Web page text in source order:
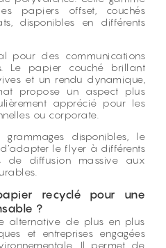
papiers offset, couchés
disponibles en différents
pour des communications
Le papier couché brillant
et un rendu dynamique,
propose un aspect plus
apprécié pour les
ou corporate.
disponibles, le
le flyer à différents
de diffusion massive aux
recyclé pour une
?
alternative de plus en plus
et entreprises engagées
Il permet de